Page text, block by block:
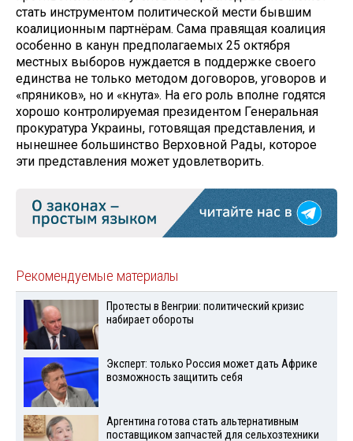
стать инструментом политической мести бывшим
коалиционным партнёрам. Сама правящая коалиция
особенно в канун предполагаемых 25 октября
местных выборов нуждается в поддержке своего
единства не только методом договоров, уговоров и
«пряников», но и «кнута». На его роль вполне годятся
хорошо контролируемая президентом Генеральная
прокуратура Украины, готовящая представления, и
нынешнее большинство Верховной Рады, которое
эти представления может удовлетворить.
Рекомендуемые материалы
Протесты в Венгрии: политический кризис
набирает обороты
Эксперт: только Россия может дать Африке
возможность защитить себя
Аргентина готова стать альтернативным
поставщиком запчастей для сельхозтехники